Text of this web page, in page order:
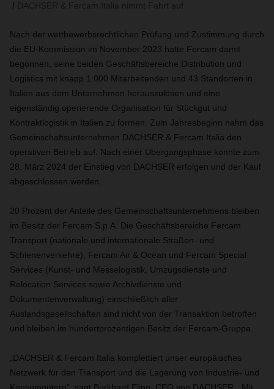
Nach der wettbewerbsrechtlichen Prüfung und Zustimmung durch
die EU-Kommission im November 2023 hatte Fercam damit
begonnen, seine beiden Geschäftsbereiche Distribution und
Logistics mit knapp 1.000 Mitarbeitenden und 43 Standorten in
Italien aus dem Unternehmen herauszulösen und eine
eigenständig operierende Organisation für Stückgut und
Kontraktlogistik in Italien zu formen. Zum Jahresbeginn nahm das
Gemeinschaftsunternehmen DACHSER & Fercam Italia den
operativen Betrieb auf. Nach einer Übergangsphase konnte zum
28. März 2024 der Einstieg von DACHSER erfolgen und der Kauf
abgeschlossen werden.
20 Prozent der Anteile des Gemeinschaftsunternehmens bleiben
im Besitz der Fercam S.p.A. Die Geschäftsbereiche Fercam
Transport (nationale und internationale Straßen- und
Schienenverkehre), Fercam Air & Ocean und Fercam Special
Services (Kunst- und Messelogistik, Umzugsdienste und
Relocation Services sowie Archivdienste und
Dokumentenverwaltung) einschließlich aller
Auslandsgesellschaften sind nicht von der Transaktion betroffen
und bleiben im hundertprozentigen Besitz der Fercam-Gruppe.
„DACHSER & Fercam Italia komplettiert unser europäisches
Netzwerk für den Transport und die Lagerung von Industrie- und